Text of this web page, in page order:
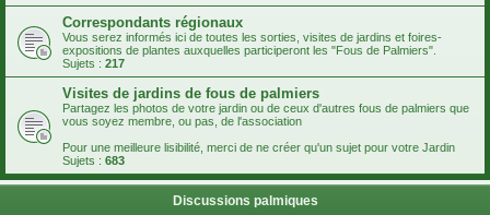
Correspondants régionaux
Vous serez informés ici de toutes les sorties, visites de jardins et foires-
expositions de plantes auxquelles participeront les "Fous de Palmiers".
Sujets : 217
Visites de jardins de fous de palmiers
Partagez les photos de votre jardin ou de ceux d'autres fous de palmiers que
vous soyez membre, ou pas, de l'association
Pour une meilleure lisibilité, merci de ne créer qu'un sujet pour votre Jardin
Sujets : 683
Discussions palmiques